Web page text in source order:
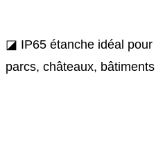
◪ IP65 étanche idéal pour
parcs, châteaux,